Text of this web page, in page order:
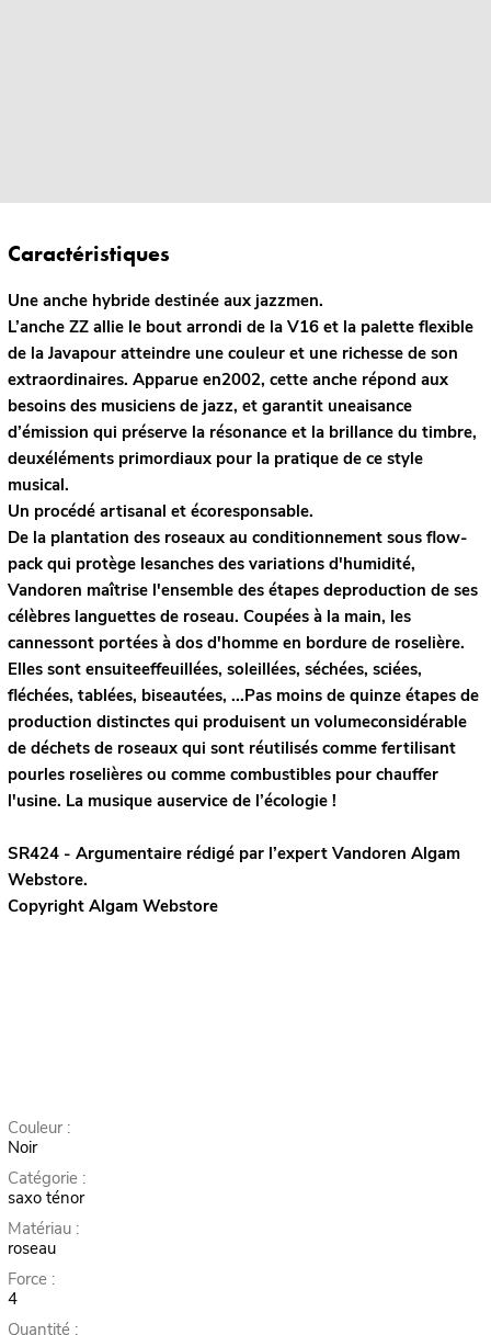
Caractéristiques
Une anche hybride destinée aux jazzmen.
L’anche ZZ allie le bout arrondi de la V16 et la palette flexible
de la Javapour atteindre une couleur et une richesse de son
extraordinaires. Apparue en2002, cette anche répond aux
besoins des musiciens de jazz, et garantit uneaisance
d’émission qui préserve la résonance et la brillance du timbre,
deuxéléments primordiaux pour la pratique de ce style
musical.
Un procédé artisanal et écoresponsable.
De la plantation des roseaux au conditionnement sous flow-
pack qui protège lesanches des variations d'humidité,
Vandoren maîtrise l'ensemble des étapes deproduction de ses
célèbres languettes de roseau. Coupées à la main, les
cannessont portées à dos d'homme en bordure de roselière.
Elles sont ensuiteeffeuillées, soleillées, séchées, sciées,
fléchées, tablées, biseautées, ...Pas moins de quinze étapes de
production distinctes qui produisent un volumeconsidérable
de déchets de roseaux qui sont réutilisés comme fertilisant
pourles roselières ou comme combustibles pour chauffer
l'usine. La musique auservice de l’écologie !
SR424 - Argumentaire rédigé par l’expert Vandoren Algam
Webstore.
Copyright Algam Webstore
Couleur :
Noir
Catégorie :
saxo ténor
Matériau :
roseau
Force :
4
Quantité :